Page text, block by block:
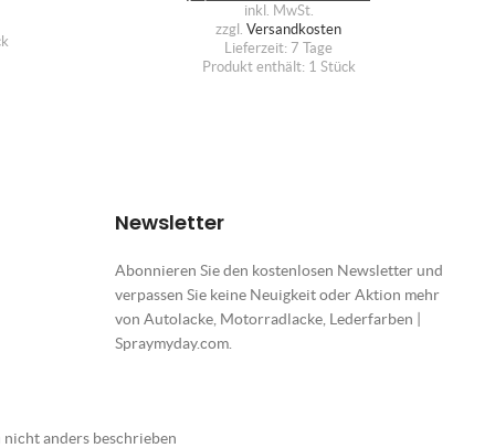
inkl. MwSt.
zzgl.Versandkosten
Lieferzeit: 7 Tage
Produkt enthält: 1 Stück
Newsletter
Abonnieren Sie den kostenlosen Newsletter und
verpassen Sie keine Neuigkeit oder Aktion mehr
von Autolacke, Motorradlacke, Lederfarben |
Spraymyday.com.
nicht anders beschrieben